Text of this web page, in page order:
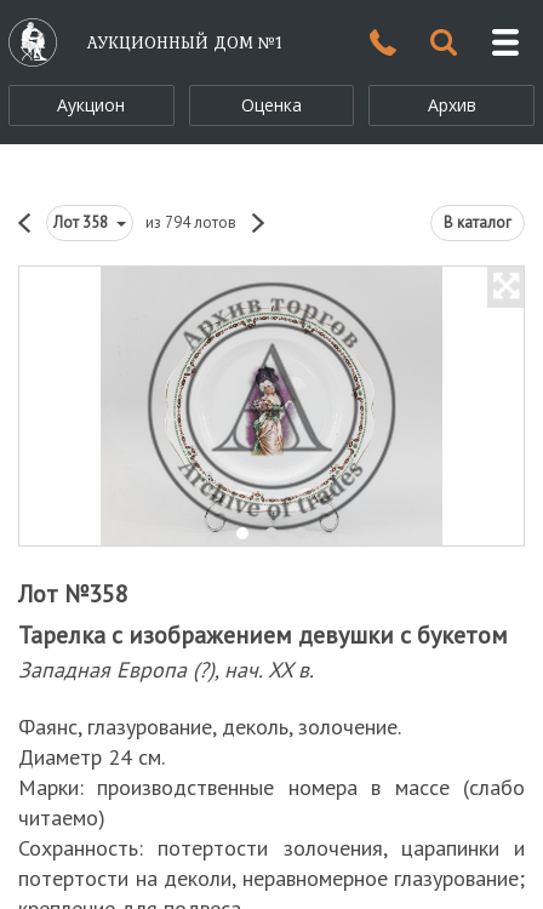
АУКЦИОННЫЙ ДОМ №1
Аукцион Оценка Архив
Лот358 из 794 лотов В каталог
Лот №358
Тарелка с изображением девушки с букетом
Западная Европа (?), нач. XX в.
Фаянс, глазурование, деколь, золочение.
Диаметр 24 см.
Марки: производственные номера в массе (слабо
читаемо)
Сохранность: потертости золочения, царапинки и
потертости на деколи, неравномерное глазурование;